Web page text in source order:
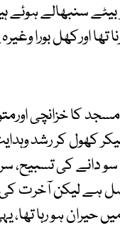
تو بیٹے سنبھالے
اورکھل بورا
کا خزانچی
کھول کر رشد
سو دانے کی
فضل ہے لیکن
ہو رہا تھا،